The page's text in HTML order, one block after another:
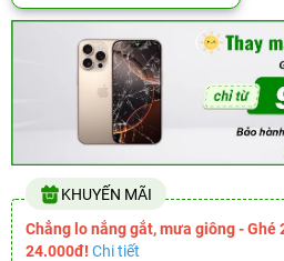
KHUYẾN MÃI
Chẳng lo nắng gắt, mưa giông -
24.000đ! Chi tiết